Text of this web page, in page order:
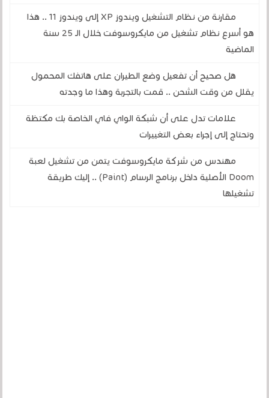
مقارنة من نظام التشغيل ويندوز XP إلى ويندوز 11 .. هذا
هو أسرع نظام تشغيل من مايكروسوفت خلال الـ 25 سنة
الماضية
هل صحيح أن تفعيل وضع الطيران على هاتفك المحمول
يقلل من وقت الشحن .. قمت بالتجربة وهذا ما وجدته
علامات تدل على أن شبكة الواي فاي الخاصة بك مكتظة
وتحتاج إلى إجراء بعض التغييرات
مهندس من شركة مايكروسوفت يتمن من تشغيل لعبة
Doom الأصلية داخل برنامج الرسام (Paint) .. إليك طريقة
تشغيلها